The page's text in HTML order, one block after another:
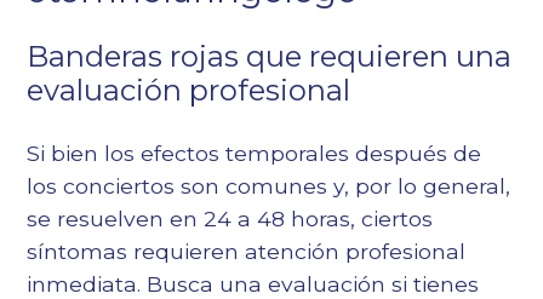
Banderas rojas que requieren una
evaluación profesional
Si bien los efectos temporales después de
los conciertos son comunes y, por lo general,
se resuelven en 24 a 48 horas, ciertos
síntomas requieren atención profesional
inmediata. Busca una evaluación si tienes